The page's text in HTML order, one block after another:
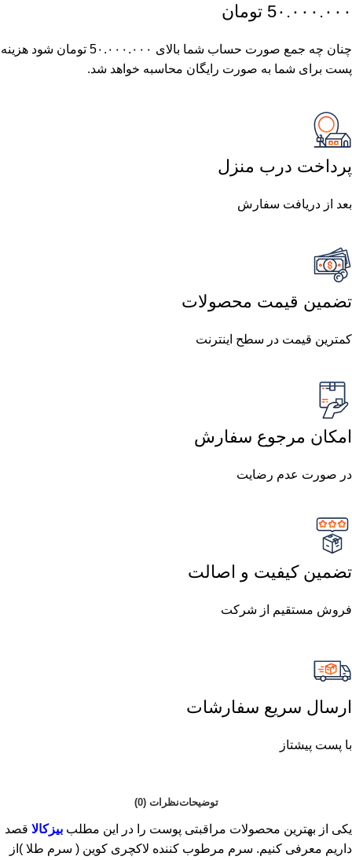
5٠.٠٠٠.٠٠٠ تومان
چنان چه جمع صورت حساب شما بالای 5٠.٠٠٠.٠٠٠ تومان شود هزینه
پست برای شما به صورت رایگان محاسبه خواهد شد.
پرداخت درب منزل
بعد از دریافت سفارش
تضمین قیمت محصولات
کمترین قیمت در سطح اینترنت
امکان مرجوع سفارش
در صورت عدم رضایت
تضمین کیفیت و اصالت
فروش مستقیم از شرکت
ارسال سریع سفارشات
با پست پیشتاز
توضیحاتنظرات (0)
یکی از بهترین محصولات مراقبتی پوست را در این مطلب بیزکالا قصد
داریم معرفی کنیم. سرم مرطوب کننده لاکچری کوین ( سرم طلا )از